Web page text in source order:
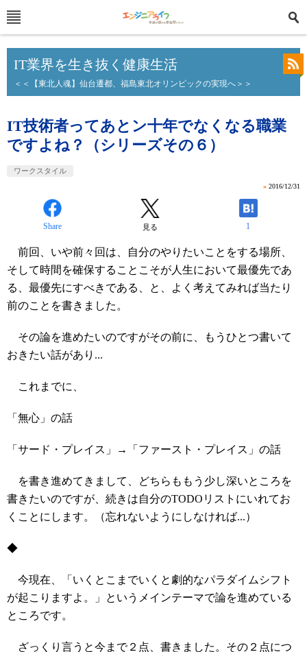
IT業界を生き抜く健康生活
＜＜【東北人魂】仙台遷都、福島東北オリンピックの実現へ＞＞
IT技術者ってあとン十年でなくなる職業
ですよね？（シリーズその６）
ワークスタイル
» 2016/12/31
Share 見る 1
前回、いや前々回は、自分のやりたいことをする場所、
そして時間を確保することこそが人生において最優先であ
る、最優先にすべきである、と、よく考えてみれば当たり
前のことを書きました。
その論を進めたいのですがその前に、もうひとつ書いて
おきたい話があり...
これまでに、
「無心」の話
「サード・プレイス」→「ファースト・プレイス」の話
を書き進めてきまして、どちらももう少し深いところを
書きたいのですが、続きは自分のTODOリストにいれてお
くことにします。（忘れないようにしなければ...）
◆
今現在、「いくとこまでいくと劇的なパラダイムシフト
が起こりますよ。」というメインテーマで論を進めている
ところです。
ざっくり言うと今まで２点、書きました。その２点につ